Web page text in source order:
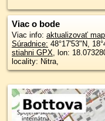
Viac o bode
Viac info: aktualizovať
Súradnice: 48°17'53"N,
stiahni GPX, lon:
locality: Nitra,